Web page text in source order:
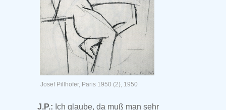
Josef Pillhofer, Paris 1950 (2), 1950
J.P.: Ich glaube, da muß man sehr